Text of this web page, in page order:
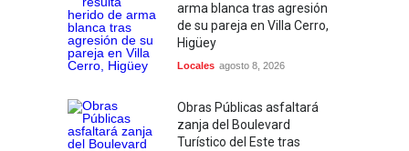
arma blanca tras agresión
de su pareja en Villa Cerro,
Higüey
Locales agosto 8, 2026
Obras Públicas asfaltará
zanja del Boulevard
Turístico del Este tras